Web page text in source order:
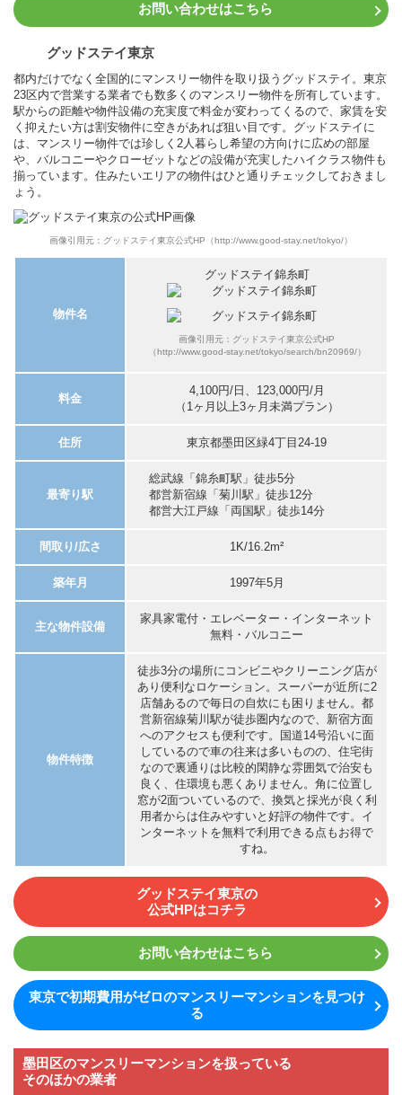
お問い合わせはこちら
グッドステイ東京
都内だけでなく全国的にマンスリー物件を取り扱うグッドステイ。東京
23区内で営業する業者でも数多くのマンスリー物件を所有しています。
駅からの距離や物件設備の充実度で料金が変わってくるので、家賃を安
く抑えたい方は割安物件に空きがあれば狙い目です。グッドステイに
は、マンスリー物件では珍しく2人暮らし希望の方向けに広めの部屋
や、バルコニーやクローゼットなどの設備が充実したハイクラス物件も
揃っています。住みたいエリアの物件はひと通りチェックしておきまし
ょう。
画像引用元：グッドステイ東京公式HP（http://www.good-stay.net/tokyo/）
物件名
グッドステイ錦糸町
画像引用元：グッドステイ東京公式HP
（http://www.good-stay.net/tokyo/search/bn20969/）
料金
4,100円/日、123,000円/月
（1ヶ月以上3ヶ月未満プラン）
住所 東京都墨田区緑4丁目24-19
最寄り駅
総武線「錦糸町駅」徒歩5分
都営新宿線「菊川駅」徒歩12分
都営大江戸線「両国駅」徒歩14分
間取り/広さ 1K/16.2m²
築年月 1997年5月
主な物件設備
家具家電付・エレベーター・インターネット
無料・バルコニー
物件特徴
徒歩3分の場所にコンビニやクリーニング店が
あり便利なロケーション。スーパーが近所に2
店舗あるので毎日の自炊にも困りません。都
営新宿線菊川駅が徒歩圏内なので、新宿方面
へのアクセスも便利です。国道14号沿いに面
しているので車の往来は多いものの、住宅街
なので裏通りは比較的閑静な雰囲気で治安も
良く、住環境も悪くありません。角に位置し
窓が2面ついているので、換気と採光が良く利
用者からは住みやすいと好評の物件です。イ
ンターネットを無料で利用できる点もお得で
すね。
グッドステイ東京の
公式HPはコチラ
お問い合わせはこちら
東京で初期費用がゼロのマンスリーマンションを見つけ
る
墨田区のマンスリーマンションを扱っている
そのほかの業者